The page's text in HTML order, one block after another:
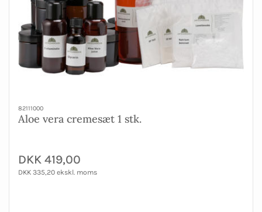
82111000
Aloe vera cremesæt 1 stk.
DKK 419,00
DKK 335,20 ekskl. moms